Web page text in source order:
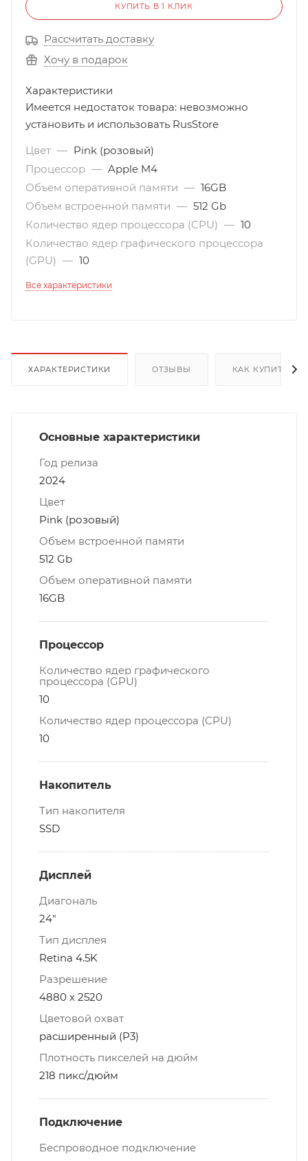
КУПИТЬ В 1 КЛИК
Рассчитать доставку
Хочу в подарок
Характеристики
Имеется недостаток товара: невозможно
установить и использовать RusStore
Цвет — Pink (розовый)
Процессор — Apple M4
Объем оперативной памяти — 16GB
Объем встроенной памяти — 512 Gb
Количество ядер процессора (CPU) — 10
Количество ядер графического процессора
(GPU) — 10
Все характеристики
ХАРАКТЕРИСТИКИ ОТЗЫВЫ КАК КУПИТЬ
Основные характеристики
Год релиза
2024
Цвет
Pink (розовый)
Объем встроенной памяти
512 Gb
Объем оперативной памяти
16GB
Процессор
Количество ядер графического
процессора (GPU)
10
Количество ядер процессора (CPU)
10
Накопитель
Тип накопителя
SSD
Дисплей
Диагональ
24"
Тип дисплея
Retina 4.5K
Разрешение
4880 x 2520
Цветовой охват
расширенный (P3)
Плотность пикселей на дюйм
218 пикс/дюйм
Подключение
Беспроводное подключение